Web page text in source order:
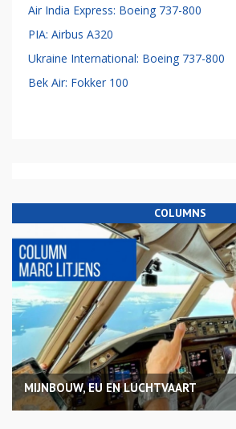
Air India Express: Boeing 737-800
PIA: Airbus A320
Ukraine International: Boeing 737-800
Bek Air: Fokker 100
COLUMNS
MIJNBOUW, EU EN LUCHTVAART